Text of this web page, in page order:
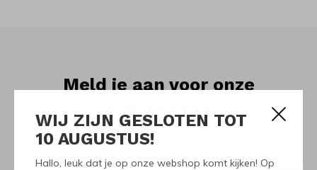
WIJ ZIJN GESLOTEN TOT
10 AUGUSTUS!
Hallo, leuk dat je op onze webshop komt kijken! Op
Meld je aan voor onze
Ontvang de nieuwste aanbiedingen en promoties